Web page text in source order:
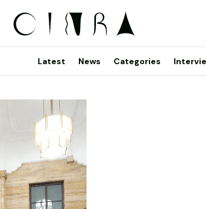
Latest News Categories